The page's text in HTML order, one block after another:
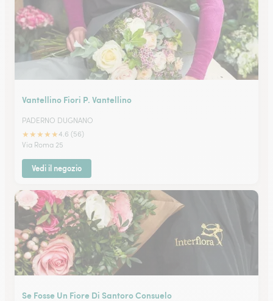
Vantellino Fiori P. Vantellino
PADERNO DUGNANO
★★★★★4.6 (56)
Via Roma 25
Vedi il negozio
Se Fosse Un Fiore Di Santoro Consuelo